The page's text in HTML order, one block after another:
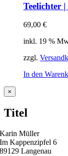
Teelichter
69,00 €
inkl. 19 %
zzgl.
In den
Close
product
view
×
Titel
Karin Müller
Im Kappenzipfel 6
89129 Langenau